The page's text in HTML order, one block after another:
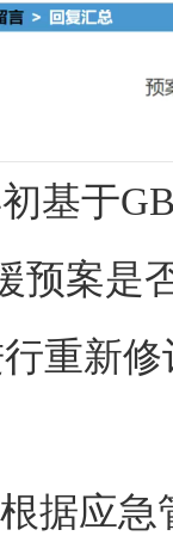
基于
预案是
行重新
据应急